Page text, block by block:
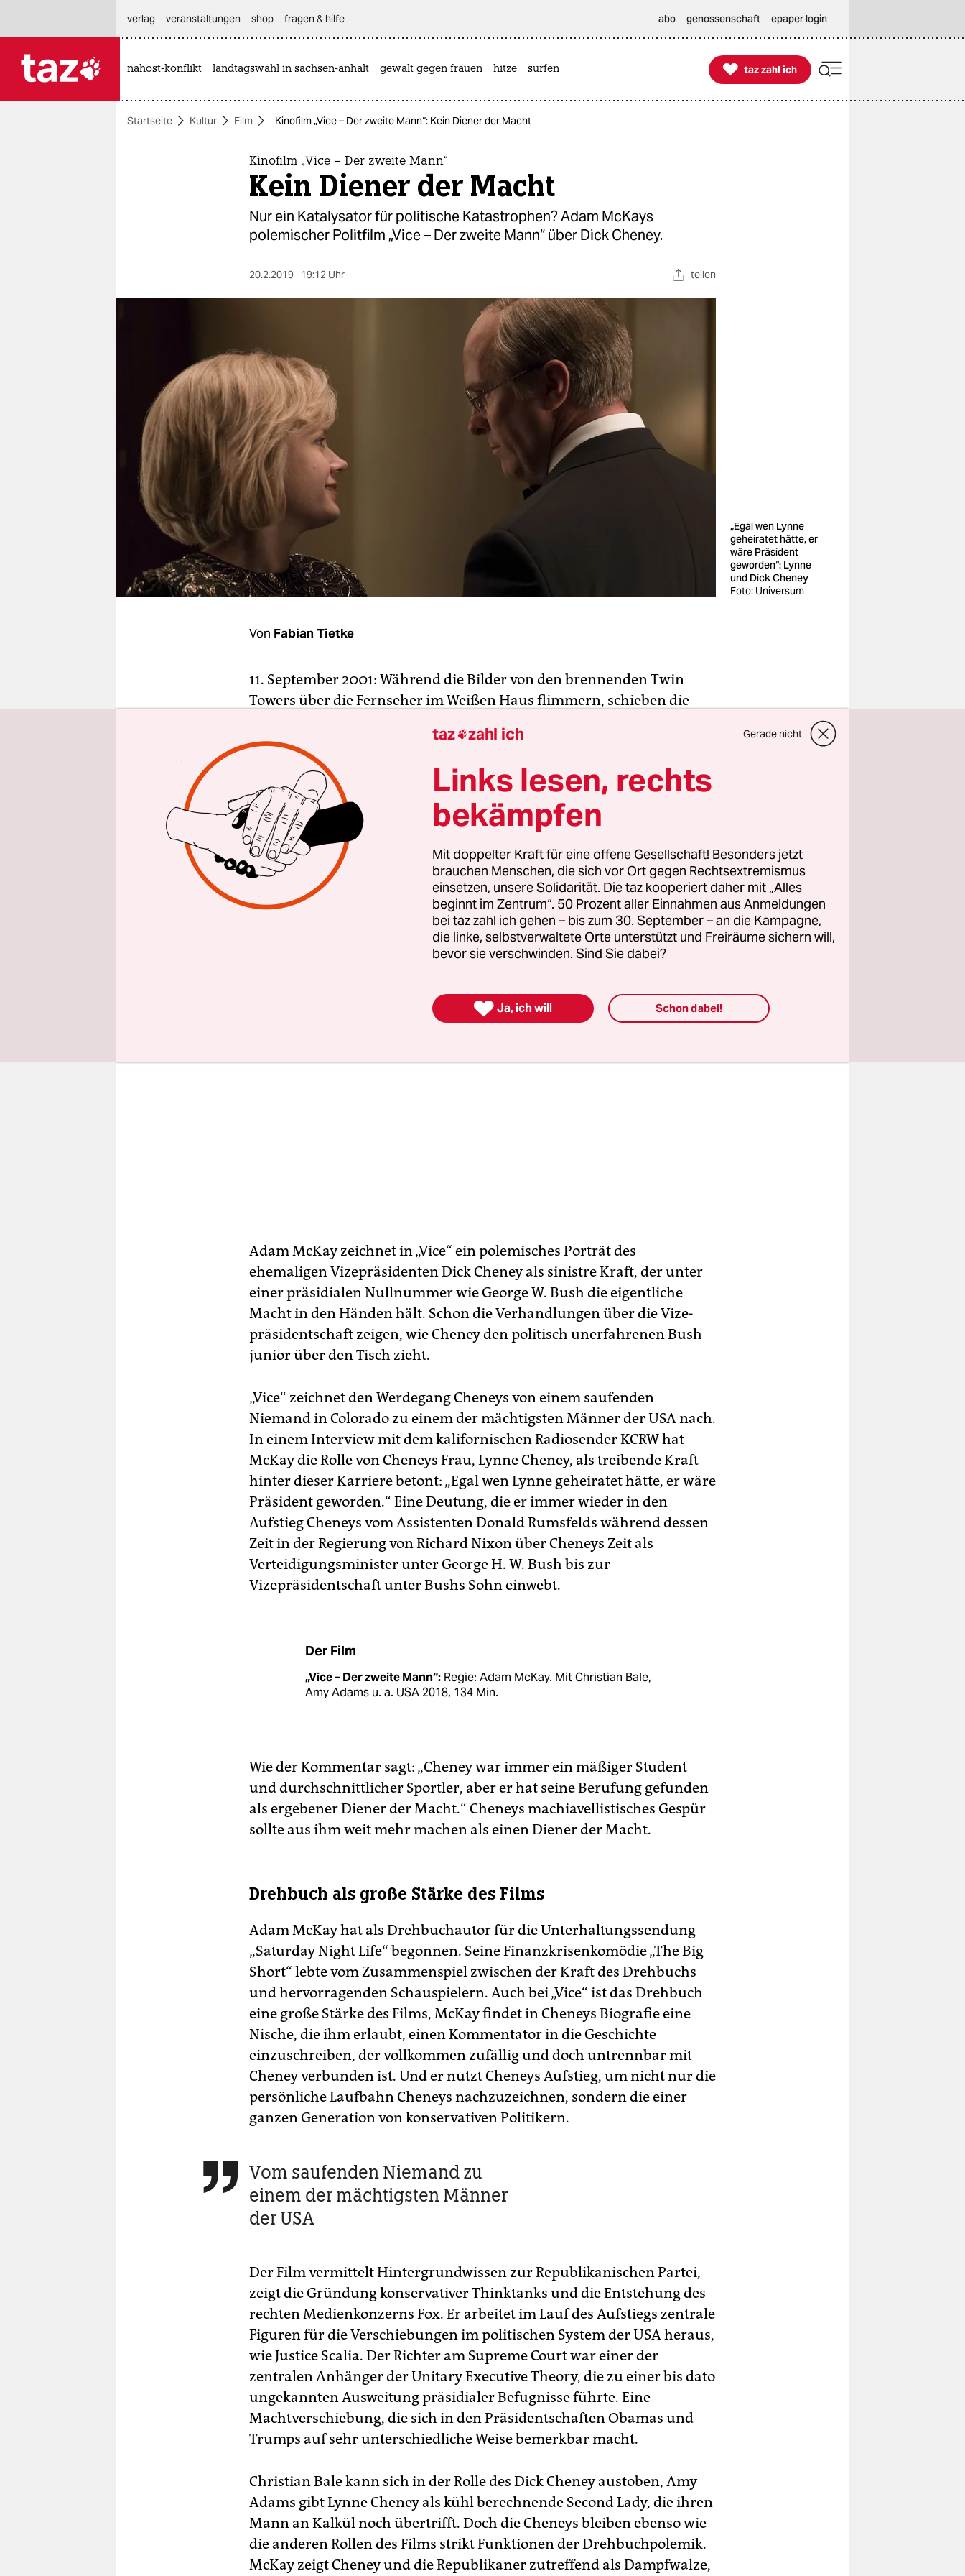
themen
wahrheit
verlag
verlag
veranstaltungen
shop
fragen & hilfe
unterstützen
abo
verlag
veranstaltungen shop fragen & hilfe abo genossenschaft epaper login
nahost-konflikt landtagswahl in sachsen-anhalt gewalt gegen frauen hitze surfen 
taz zahl ich
taz zahl ich
Startseite Kultur Film Kinofilm „Vice – Der zweite Mann“: Kein Diener der Macht
Kinofilm „Vice – Der zweite Mann“
Kein Diener der Macht
Nur ein Katalysator für politische Katastrophen? Adam McKays
polemischer Politfilm „Vice – Der zweite Mann“ über Dick Cheney.
20.2.2019 19:12 Uhr teilen
„Egal wen Lynne
geheiratet hätte, er
wäre Präsident
geworden“: Lynne
und Dick Cheney
Foto: Universum
Von Fabian Tietke
11. September 2001: Während die Bilder von den brennenden Twin
Towers über die Fernseher im Weißen Haus flimmern, schieben die
Sicherheit. In der Notfallkommandozentrale unter dem Ostflügel des
Weißen Hauses sitzt Cheney wie ein Fels in der Brandung der
Aufregung, die ihn umgibt. In einem ersten Telefonat sorgt er dafür,
dass der Präsident in der Luft bleibt, in einem zweiten übergeht er den
Präsidenten bei der Entscheidung, jedes Flugzeug abzuschießen, das
als Bedrohung gilt.
Die fassungslosen Blicke der Mitarbeiter im Raum spiegeln, was gerade
passiert ist. Inmitten der Verwirrung, so der Kommentarton, der sich
nun über die Bilder schiebt, hat Dick Cheney eine Gelegenheit erblickt,
hat sich eine Macht angeeignet, die kein Vizepräsident vor ihm je hatte.
Adam McKay zeichnet in „Vice“ ein polemisches Porträt des
ehemaligen Vizepräsidenten Dick Cheney als sinistre Kraft, der unter
einer präsidialen Nullnummer wie George W. Bush die eigentliche
Macht in den Händen hält. Schon die Verhandlungen über die Vize­
präsidentschaft zeigen, wie ­­Cheney den politisch unerfahrenen Bush
junior über den Tisch zieht.
„Vice“ zeichnet den Werdegang Cheneys von einem saufenden
Niemand in Colorado zu einem der mächtigsten Männer der USA nach.
In einem Interview mit dem kalifornischen Radiosender KCRW hat
McKay die Rolle von Cheneys Frau, Lynne Cheney, als treibende Kraft
hinter dieser Karriere betont: „Egal wen Lynne geheiratet hätte, er wäre
Präsident geworden.“ Eine Deutung, die er immer wieder in den
Aufstieg Cheneys vom Assistenten Donald Rumsfelds während dessen
Zeit in der Regierung von Richard Nixon über Cheneys Zeit als
Verteidigungsminister unter George H. W. Bush bis zur
Vizepräsidentschaft unter Bushs Sohn einwebt.
Der Film
„Vice – Der zweite Mann“:Regie: Adam McKay. Mit Christian Bale,
Amy Adams u. a. USA 2018, 134 Min.
Wie der Kommentar sagt: „Cheney war immer ein mäßiger Student
und durchschnittlicher Sportler, aber er hat seine Berufung gefunden
als ergebener Diener der Macht.“ Cheneys machiavellistisches Gespür
sollte aus ihm weit mehr machen als einen Diener der Macht.
Drehbuch als große Stärke des Films
Adam McKay hat als Drehbuchautor für die Unterhaltungssendung
„Saturday Night Life“ begonnen. Seine Finanzkrisenkomödie „The Big
Short“ lebte vom Zusammenspiel zwischen der Kraft des Drehbuchs
und hervorragenden Schauspielern. Auch bei „Vice“ ist das Drehbuch
eine große Stärke des Films, McKay findet in Cheneys Biografie eine
Nische, die ihm erlaubt, einen Kommentator in die Geschichte
einzuschreiben, der vollkommen zufällig und doch untrennbar mit
Cheney verbunden ist. Und er nutzt Cheneys Aufstieg, um nicht nur die
persönliche Laufbahn Cheneys nachzuzeichnen, sondern die einer
ganzen Generation von konservativen Politikern.
 Vom saufenden Niemand zu
einem der mächtigsten Männer
der USA
Der Film vermittelt Hintergrundwissen zur Republikanischen Partei,
zeigt die Gründung konservativer Thinktanks und die Entstehung des
rechten Medienkonzerns Fox. Er arbeitet im Lauf des Aufstiegs zentrale
Figuren für die Verschiebungen im politischen System der USA heraus,
wie Justice Scalia. Der Richter am Supreme Court war einer der
zentralen Anhänger der Unitary Executive Theory, die zu einer bis dato
ungekannten Ausweitung präsidialer Befugnisse führte. Eine
Machtverschiebung, die sich in den Präsidentschaften Obamas und
Trumps auf sehr unterschiedliche Weise bemerkbar macht.
Christian Bale kann sich in der Rolle des Dick Cheney austoben, Amy
Adams gibt Lynne Cheney als kühl berechnende Second Lady, die ihren
Mann an Kalkül noch übertrifft. Doch die Cheneys bleiben ebenso wie
die anderen Rollen des Films strikt Funktionen der Drehbuchpolemik.
McKay zeigt Cheney und die Republikaner zutreffend als Dampfwalze,
taz zahl ich Gerade nicht
Links lesen, rechts
bekämpfen
Mit doppelter Kraft für eine offene Gesellschaft! Besonders jetzt
brauchen Menschen, die sich vor Ort gegen Rechtsextremismus
einsetzen, unsere Solidarität. Die taz kooperiert daher mit „Alles
beginnt im Zentrum“. 50 Prozent aller Einnahmen aus Anmeldungen
bei taz zahl ich gehen – bis zum 30. September – an die Kampagne,
die linke, selbstverwaltete Orte unterstützt und Freiräume sichern will,
bevor sie verschwinden. Sind Sie dabei?
 Ja, ich will Schon dabei!